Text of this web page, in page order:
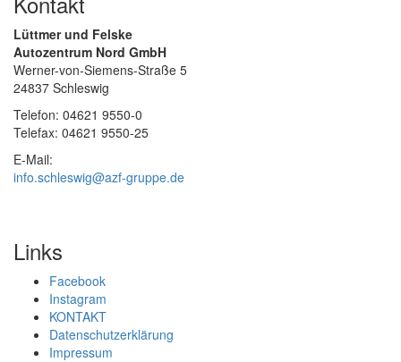
Lüttmer und Felske
Autozentrum Nord GmbH
Werner-von-Siemens-Straße 5
24837 Schleswig
Telefon: 04621 9550-0
Telefax: 04621 9550-25
E-Mail:
info.schleswig@azf-gruppe.de
Links
Facebook
Instagram
KONTAKT
Datenschutzerklärung
Impressum